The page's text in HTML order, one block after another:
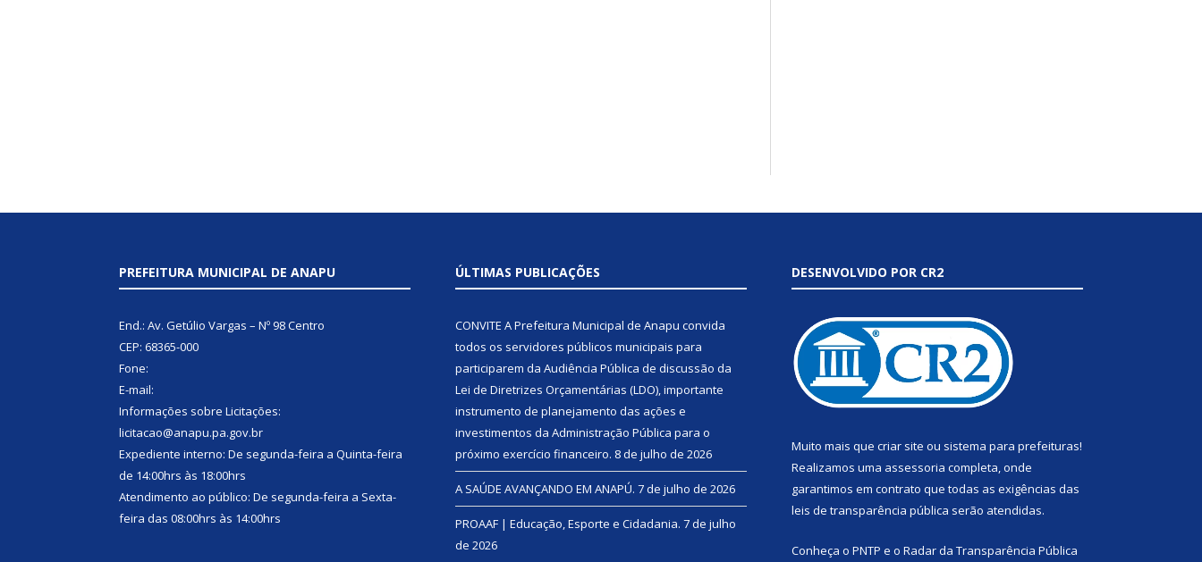
PREFEITURA MUNICIPAL DE ANAPU
End.: Av. Getúlio Vargas – Nº 98 Centro
CEP: 68365-000
Fone:
E-mail:
Informações sobre Licitações:
licitacao@anapu.pa.gov.br
Expediente interno: De segunda-feira a Quinta-feira
de 14:00hrs às 18:00hrs
Atendimento ao público: De segunda-feira a Sexta-
feira das 08:00hrs às 14:00hrs
ÚLTIMAS PUBLICAÇÕES
CONVITE A Prefeitura Municipal de Anapu convida
todos os servidores públicos municipais para
participarem da Audiência Pública de discussão da
Lei de Diretrizes Orçamentárias (LDO), importante
instrumento de planejamento das ações e
investimentos da Administração Pública para o
próximo exercício financeiro. 8 de julho de 2026
A SAÚDE AVANÇANDO EM ANAPÚ. 7 de julho de 2026
PROAAF | Educação, Esporte e Cidadania. 7 de julho
de 2026
DESENVOLVIDO POR CR2
Muito mais que criar site ou sistema para prefeituras!
Realizamos uma assessoria completa, onde
garantimos em contrato que todas as exigências das
leis de transparência pública serão atendidas.
Conheça o PNTP e o Radar da Transparência Pública